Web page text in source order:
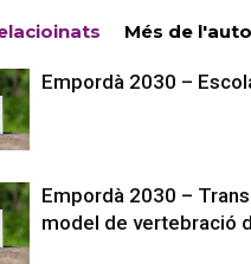
Més de
Empordà 2030 –
Empordà 2030 –
model de vertebració